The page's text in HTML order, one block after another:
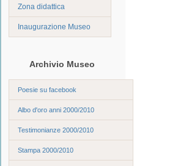
Zona didattica
Inaugurazione Museo
Archivio Museo
Poesie su facebook
Albo d'oro anni 2000/2010
Testimonianze 2000/2010
Stampa 2000/2010